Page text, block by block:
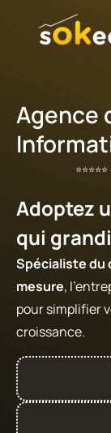
Agence
Adoptez
qui
Spécialiste du
mesure,
pour simplifier
croissance.